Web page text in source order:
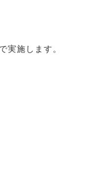
施します。